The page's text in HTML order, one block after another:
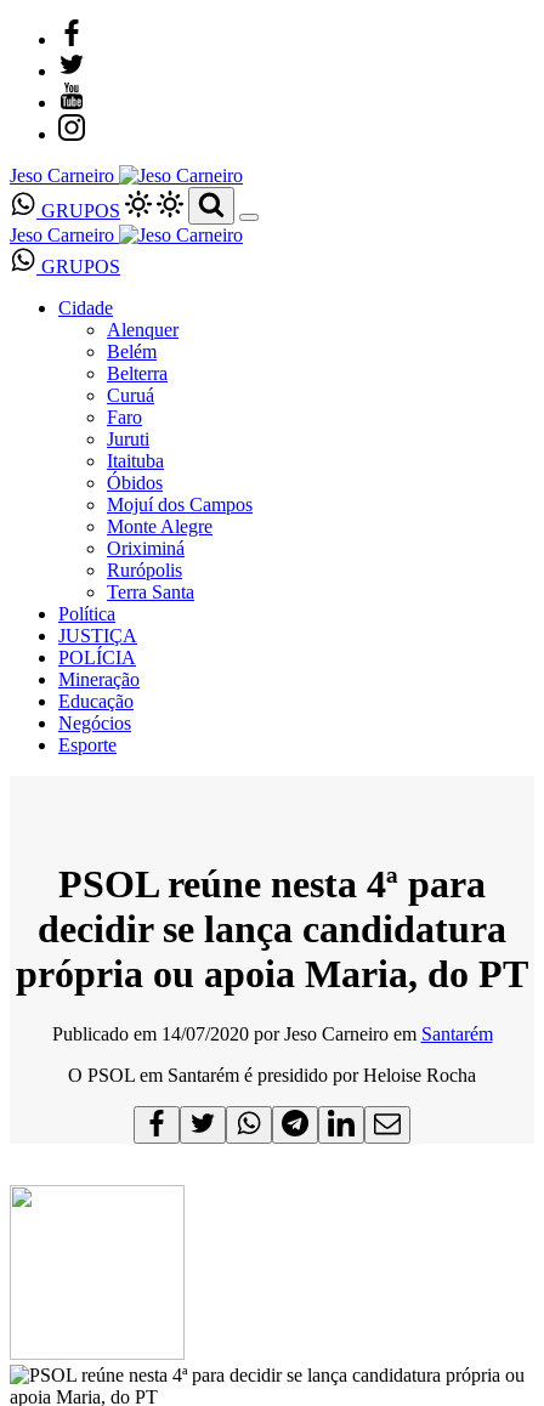
Jeso Carneiro
GRUPOS
Jeso Carneiro
GRUPOS
Cidade
Alenquer
Belém
Belterra
Curuá
Faro
Juruti
Itaituba
Óbidos
Mojuí dos Campos
Monte Alegre
Oriximiná
Rurópolis
Terra Santa
Política
JUSTIÇA
POLÍCIA
Mineração
Educação
Negócios
Esporte
PSOL reúne nesta 4ª para
decidir se lança candidatura
própria ou apoia Maria, do PT
Publicado em 14/07/2020 porJeso Carneiro em Santarém
O PSOL em Santarém é presidido por Heloise Rocha